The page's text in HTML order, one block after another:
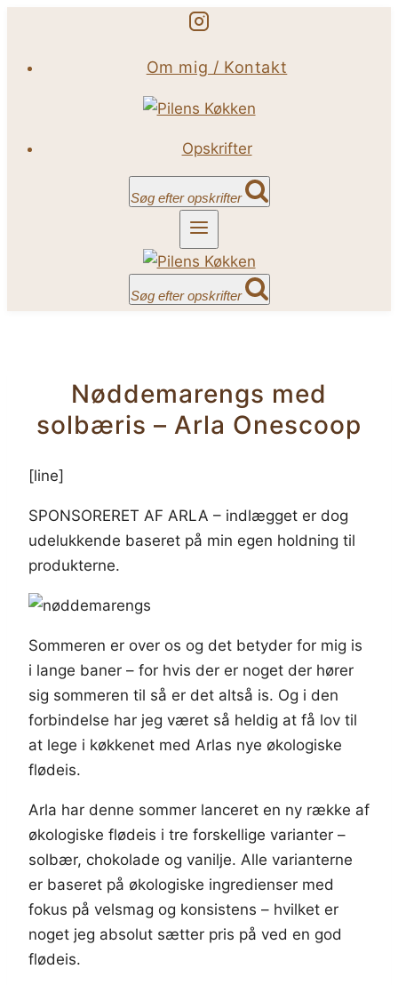
indhold
Om mig / Kontakt
Opskrifter
Søg efter opskrifter
Søg efter opskrifter
Nøddemarengs med
solbæris – Arla Onescoop
[line]
SPONSORERET AF ARLA – indlægget er dog
udelukkende baseret på min egen holdning til
produkterne.
Sommeren er over os og det betyder for mig is
i lange baner – for hvis der er noget der hører
sig sommeren til så er det altså is. Og i den
forbindelse har jeg været så heldig at få lov til
at lege i køkkenet med Arlas nye økologiske
flødeis.
Arla har denne sommer lanceret en ny række af
økologiske flødeis i tre forskellige varianter –
solbær, chokolade og vanilje. Alle varianterne
er baseret på økologiske ingredienser med
fokus på velsmag og konsistens – hvilket er
noget jeg absolut sætter pris på ved en god
flødeis.